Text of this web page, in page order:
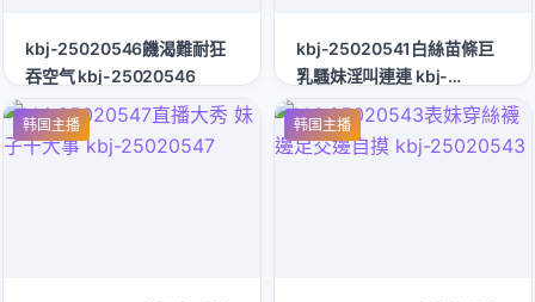
kbj-25020546饑渴難耐狂
吞空气 kbj-25020546
kbj-25020541白絲苗條巨
乳騷妹淫叫連連 kbj-
25020541
韩国主播 韩国主播